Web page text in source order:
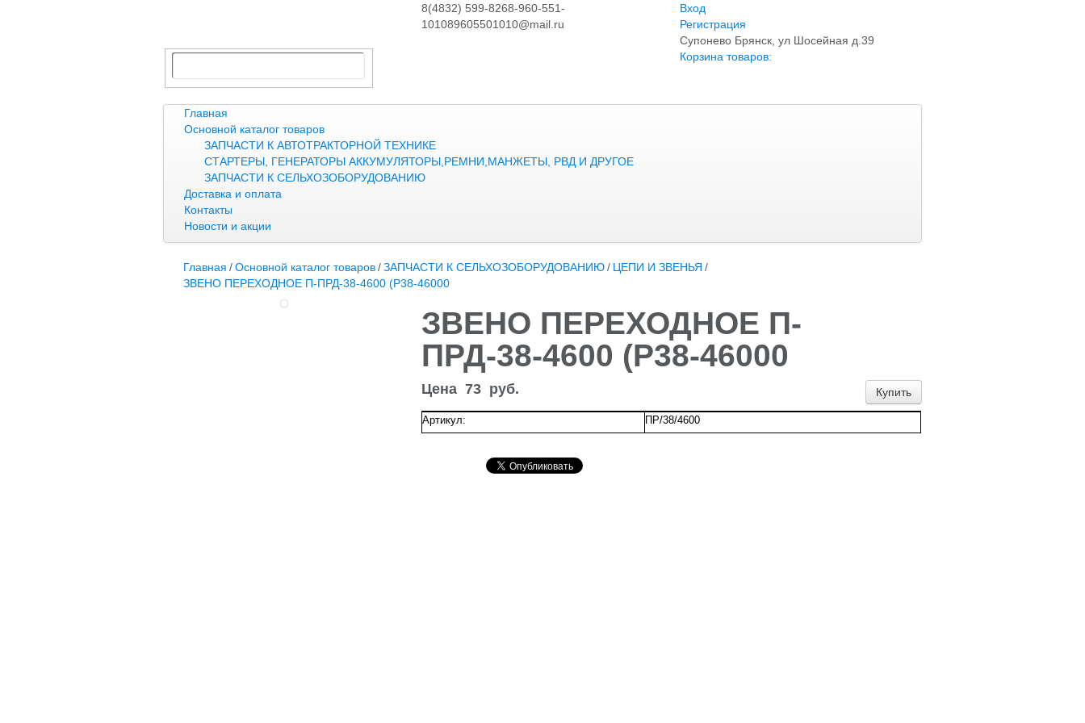
8(4832) 599-8268-960-551-
101089605501010@mail.ru
Вход
Регистрация
Супонево Брянск, ул Шосейная д.39
Корзина товаров:
Главная
Основной каталог товаров
ЗАПЧАСТИ К АВТОТРАКТОРНОЙ ТЕХНИКЕ
СТАРТЕРЫ, ГЕНЕРАТОРЫ АККУМУЛЯТОРЫ,РЕМНИ,МАНЖЕТЫ, РВД И ДРУГОЕ
ЗАПЧАСТИ К СЕЛЬХОЗОБОРУДОВАНИЮ
Доставка и оплата
Контакты
Новости и акции
Главная /Основной каталог товаров/ЗАПЧАСТИ К СЕЛЬХОЗОБОРУДОВАНИЮ/ ЦЕПИ И ЗВЕНЬЯ /
ЗВЕНО ПЕРЕХОДНОЕ П-ПРД-38-4600 (Р38-46000
ЗВЕНО ПЕРЕХОДНОЕ П-
ПРД-38-4600 (Р38-46000
Купить
Цена 73 руб.
Артикул: ПР/38/4600